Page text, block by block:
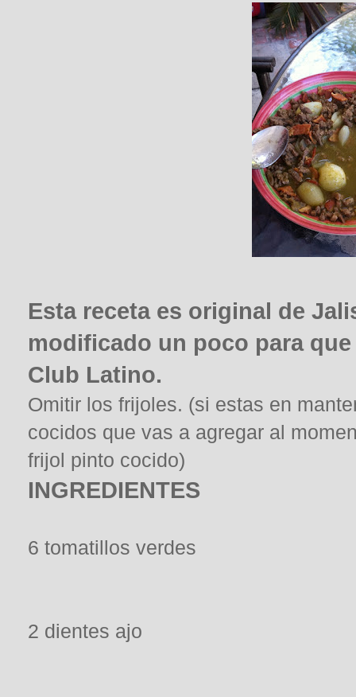
Esta receta es original de
modificado un poco para
Club Latino.
Omitir los frijoles. (si estas en
cocidos que vas a agregar al
frijol pinto cocido)
INGREDIENTES
6 tomatillos verdes
2 dientes ajo